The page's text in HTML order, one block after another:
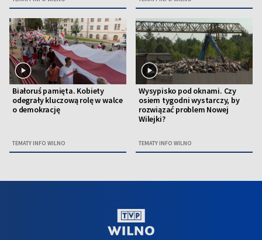
Białoruś pamięta. Kobiety
odegrały kluczową rolę w walce
o demokrację
TEMATY INFO WILNO
Wysypisko pod oknami. Czy
osiem tygodni wystarczy, by
rozwiązać problem Nowej
Wilejki?
TEMATY INFO WILNO